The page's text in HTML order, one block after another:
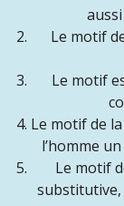
Le motif
Le motif
Le motif de
l’homme
Le motif
substitutive,